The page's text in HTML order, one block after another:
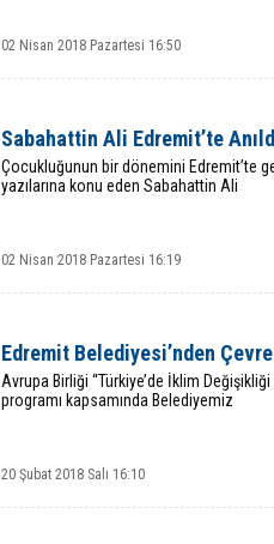
02 Nisan 2018 Pazartesi 16:50
Sabahattin Ali Edremit’te
Çocukluğunun bir dönemini Edremit’te
yazılarına konu eden Sabahattin Ali
02 Nisan 2018 Pazartesi 16:19
Edremit Belediyesi’nden
Avrupa Birliği “Türkiye’de İklim
programı kapsamında Belediyemiz
20 Şubat 2018 Salı 16:10